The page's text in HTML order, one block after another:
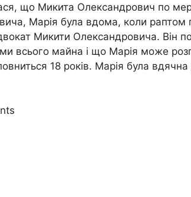
що Микита Олександрович по
Марія була вдома, коли раптом
Микити Олександровича. Він
всього майна і що Марія може
18 років. Марія була вдячна